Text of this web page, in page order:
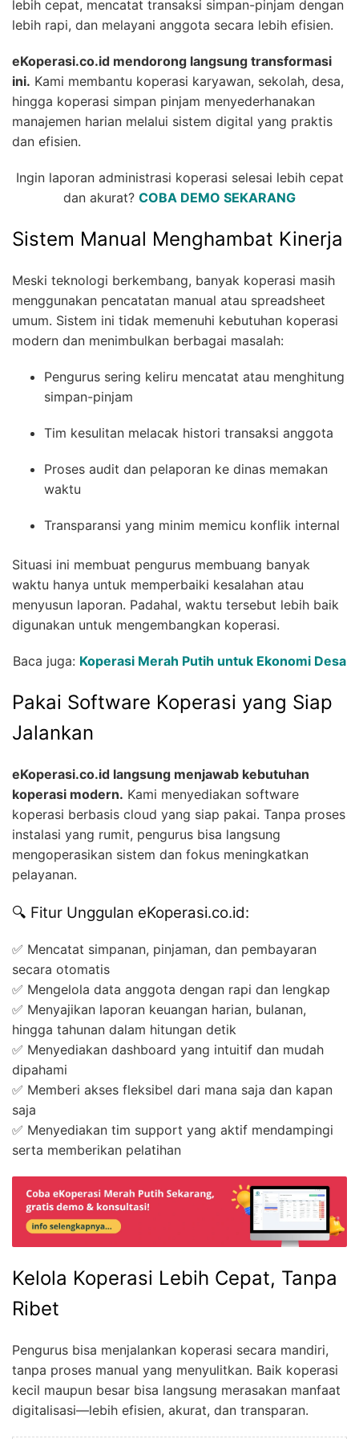
lebih cepat, mencatat transaksi simpan-pinjam dengan
lebih rapi, dan melayani anggota secara lebih efisien.
eKoperasi.co.id mendorong langsung transformasi
ini. Kami membantu koperasi karyawan, sekolah, desa,
hingga koperasi simpan pinjam menyederhanakan
manajemen harian melalui sistem digital yang praktis
dan efisien.
Ingin laporan administrasi koperasi selesai lebih cepat
dan akurat? COBA DEMO SEKARANG
Sistem Manual Menghambat Kinerja
Meski teknologi berkembang, banyak koperasi masih
menggunakan pencatatan manual atau spreadsheet
umum. Sistem ini tidak memenuhi kebutuhan koperasi
modern dan menimbulkan berbagai masalah:
Pengurus sering keliru mencatat atau menghitung
simpan-pinjam
Tim kesulitan melacak histori transaksi anggota
Proses audit dan pelaporan ke dinas memakan
waktu
Transparansi yang minim memicu konflik internal
Situasi ini membuat pengurus membuang banyak
waktu hanya untuk memperbaiki kesalahan atau
menyusun laporan. Padahal, waktu tersebut lebih baik
digunakan untuk mengembangkan koperasi.
Baca juga: Koperasi Merah Putih untuk Ekonomi Desa
Pakai Software Koperasi yang Siap
Jalankan
eKoperasi.co.id langsung menjawab kebutuhan
koperasi modern. Kami menyediakan software
koperasi berbasis cloud yang siap pakai. Tanpa proses
instalasi yang rumit, pengurus bisa langsung
mengoperasikan sistem dan fokus meningkatkan
pelayanan.
🔍 Fitur Unggulan eKoperasi.co.id:
✅ Mencatat simpanan, pinjaman, dan pembayaran
secara otomatis
✅ Mengelola data anggota dengan rapi dan lengkap
✅ Menyajikan laporan keuangan harian, bulanan,
hingga tahunan dalam hitungan detik
✅ Menyediakan dashboard yang intuitif dan mudah
dipahami
✅ Memberi akses fleksibel dari mana saja dan kapan
saja
✅ Menyediakan tim support yang aktif mendampingi
serta memberikan pelatihan
Kelola Koperasi Lebih Cepat, Tanpa
Ribet
Pengurus bisa menjalankan koperasi secara mandiri,
tanpa proses manual yang menyulitkan. Baik koperasi
kecil maupun besar bisa langsung merasakan manfaat
digitalisasi—lebih efisien, akurat, dan transparan.